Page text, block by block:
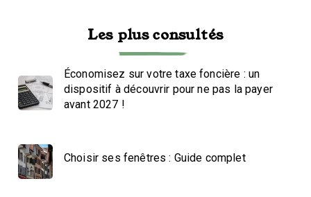
Les plus consultés
Économisez sur votre taxe foncière : un
dispositif à découvrir pour ne pas la payer
avant 2027 !
Choisir ses fenêtres : Guide complet